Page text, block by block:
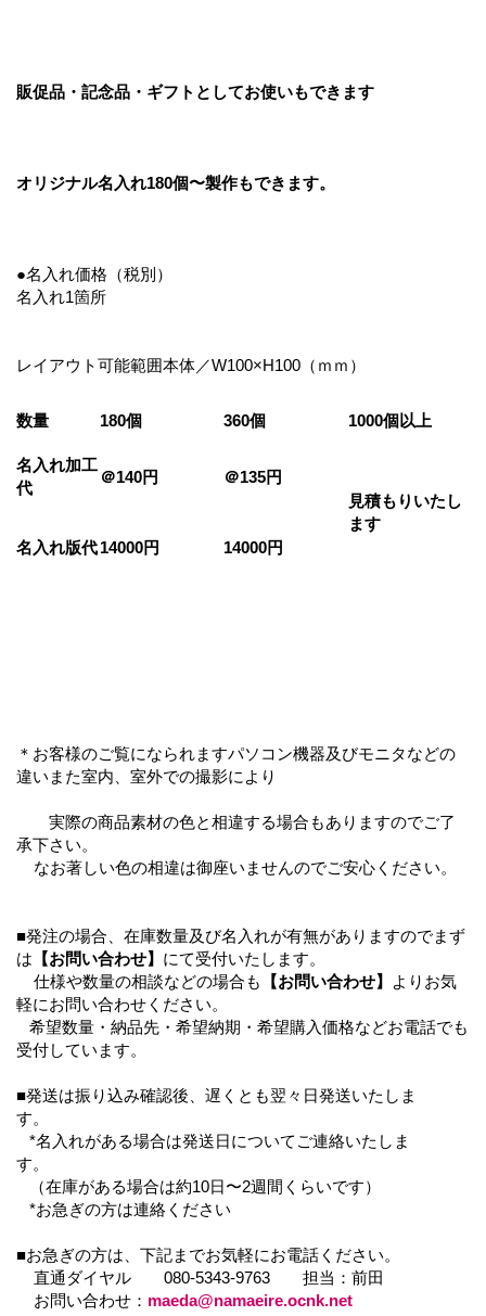
販促品・記念品・ギフトとしてお使いもできます
オリジナル名入れ180個〜製作もできます。
●名入れ価格（税別）
名入れ1箇所
レイアウト可能範囲本体／W100×H100（ｍｍ）
数量 180個 360個 1000個以上
名入れ加工
代
＠140円
＠135円
見積もりいたし
ます
名入れ版代14000円 14000円
＊お客様のご覧になられますパソコン機器及びモニタなどの
違いまた室内、室外での撮影により
実際の商品素材の色と相違する場合もありますのでご了
承下さい。
なお著しい色の相違は御座いませんのでご安心ください。
■発注の場合、在庫数量及び名入れが有無がありますのでまず
は 【お問い合わせ】 にて受付いたします。
仕様や数量の相談などの場合も
【お問い合わせ】
よりお気
軽にお問い合わせください。
希望数量・納品先・希望納期・希望購入価格などお電話でも
受付しています。
■発送は振り込み確認後、遅くとも翌々日発送いたしま
す。
*名入れがある場合は発送日についてご連絡いたしま
す。
（在庫がある場合は約10日〜2週間くらいです）
*お急ぎの方は連絡ください
■お急ぎの方は、下記までお気軽にお電話ください。
直通ダイヤル 080-5343-9763 担当：前田
お問い合わせ： maeda@namaeire.ocnk.net